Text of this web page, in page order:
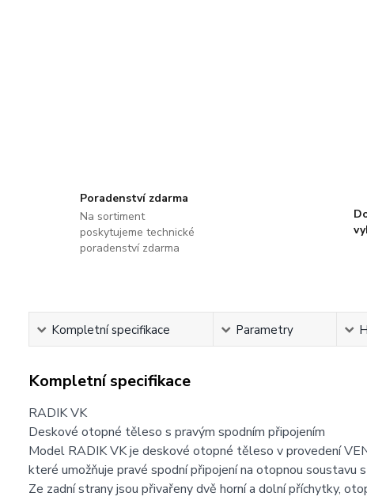
Poradenství zdarma
Na sortiment
poskytujeme technické
poradenství zdarma
Kompletní specifikace Parametry
Kompletní specifikace
RADIK VK
Deskové otopné těleso s pravým spodním připojením
Model RADIK VK je deskové otopné těleso v provedení
které umožňuje pravé spodní připojení na otopnou soustavu
Ze zadní strany jsou přivařeny dvě horní a dolní příchytky,